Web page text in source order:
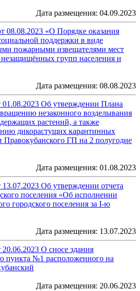
Дата размещения: 04.09.2023
08.08.2023 «О Порядке оказания
поддержки в виде
пожарными извещателями мест
групп населения и
Дата размещения: 08.08.2023
Об утверждении Плана
незаконного возделывания
растений, а также
дикорастущих карантинных
Правокубанского ГП на 2 полугодие
Дата размещения: 01.08.2023
Об утверждении отчета
поселения «Об исполнении
городского поселения за I-ю
Дата размещения: 13.07.2023
О сносе здания
пункта №1 расположенного на
Дата размещения: 20.06.2023